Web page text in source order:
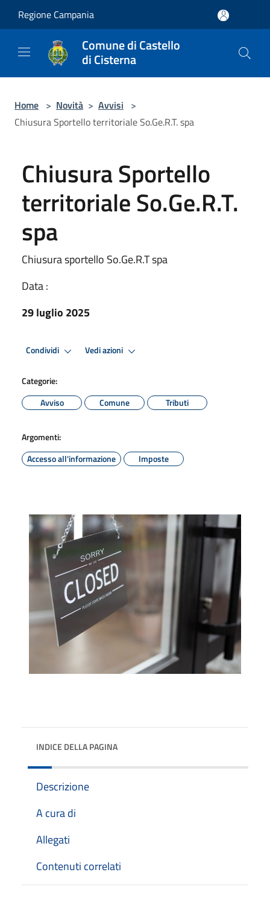
Regione Campania
Comune di Castello
di Cisterna
Home > Novità > Avvisi >
Chiusura Sportello territoriale So.Ge.R.T. spa
Chiusura Sportello
territoriale So.Ge.R.T.
spa
Chiusura sportello So.Ge.R.T spa
Data :
29 luglio 2025
Condividi Vedi azioni
Categorie:
Avviso
Comune Tributi
Argomenti:
Accesso all'informazione
Imposte
INDICE DELLA PAGINA
Descrizione
A cura di
Allegati
Contenuti correlati